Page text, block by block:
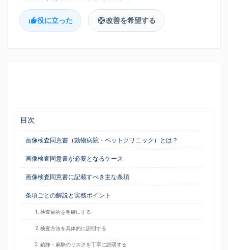
役に立った 改善を希望する
目次
画像検査同意書（動物病院・ペットクリニック）とは？
画像検査同意書が必要となるケース
画像検査同意書に記載すべき主な条項
条項ごとの解説と実務ポイント
1. 検査目的を明確にする
2. 検査方法を具体的に説明する
3. 鎮静・麻酔のリスクを丁寧に説明する